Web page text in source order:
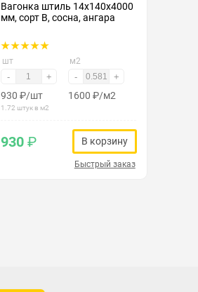
Вагонка штиль 14х140х4000
мм, сорт В, сосна, ангара
шт
- +
930 ₽/шт
1.72 штук в м2
м2
- +
1600 ₽/м2
930₽ В корзину
Быстрый заказ